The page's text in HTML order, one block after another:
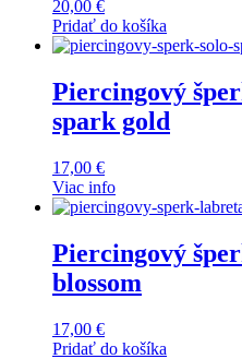
20,00 €
Pridať do košíka
Piercingový
spark gold
17,00 €
Viac info
Piercingový
blossom
17,00 €
Pridať do košíka